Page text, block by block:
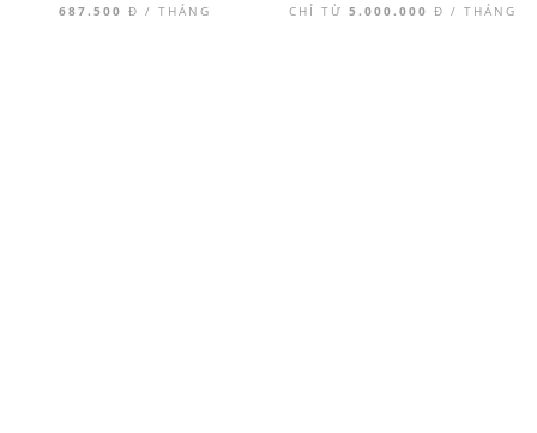
687.500 Đ / THÁNG
CHỈ TỪ 5.000.000 Đ / THÁNG